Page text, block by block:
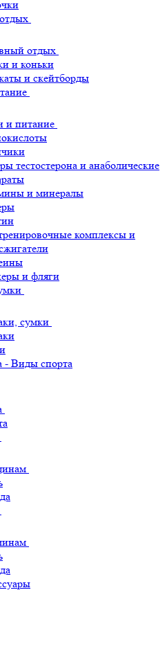
отдых
и коньки
и скейтборды
и питание
тестостерона и анаболические
и минералы
комплексы и
и фляги
сумки
- Виды спорта